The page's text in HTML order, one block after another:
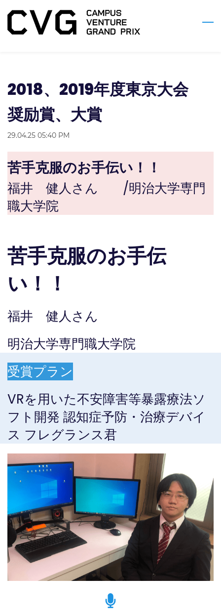
main
2018、2019年度東京大会
奨励賞、大賞
29.04.25 05:40 PM
苦手克服のお手伝い！！
福井 健人さん /明治大学専門
職大学院
苦手克服のお手伝
い！！
福井 健人さん
明治大学専門職大学院
受賞プラン
VRを用いた不安障害等暴露療法ソ
フト開発 認知症予防・治療デバイ
ス フレグランス君